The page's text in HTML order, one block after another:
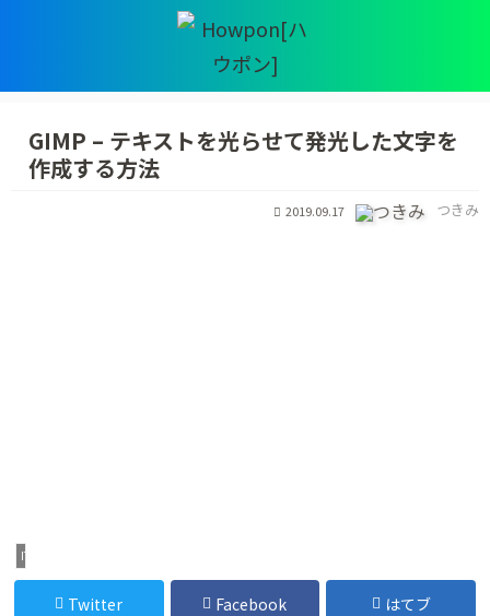
GIMP – テキストを光らせて発光した文字を
作成する方法
つきみ
2019.09.17
IT・デジタル
Twitter Facebook はてブ